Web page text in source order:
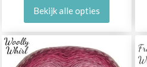
Bekijk alle opties